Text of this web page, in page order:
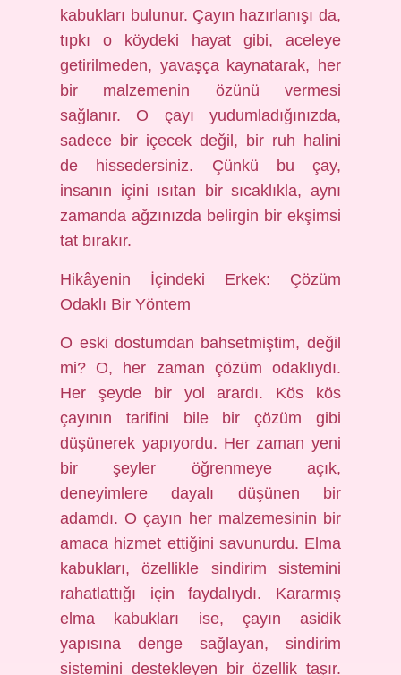
kabukları bulunur. Çayın hazırlanışı da,
tıpkı o köydeki hayat gibi, aceleye
getirilmeden, yavaşça kaynatarak, her
bir malzemenin özünü vermesi
sağlanır. O çayı yudumladığınızda,
sadece bir içecek değil, bir ruh halini
de hissedersiniz. Çünkü bu çay,
insanın içini ısıtan bir sıcaklıkla, aynı
zamanda ağzınızda belirgin bir ekşimsi
tat bırakır.
Hikâyenin İçindeki Erkek: Çözüm
Odaklı Bir Yöntem
O eski dostumdan bahsetmiştim, değil
mi? O, her zaman çözüm odaklıydı.
Her şeyde bir yol arardı. Kös kös
çayının tarifini bile bir çözüm gibi
düşünerek yapıyordu. Her zaman yeni
bir şeyler öğrenmeye açık,
deneyimlere dayalı düşünen bir
adamdı. O çayın her malzemesinin bir
amaca hizmet ettiğini savunurdu. Elma
kabukları, özellikle sindirim sistemini
rahatlattığı için faydalıydı. Kararmış
elma kabukları ise, çayın asidik
yapısına denge sağlayan, sindirim
sistemini destekleyen bir özellik taşır.